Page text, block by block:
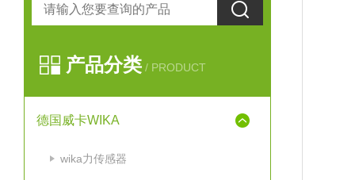
产品分类 / PRODUCT
德国威卡WIKA
wika力传感器